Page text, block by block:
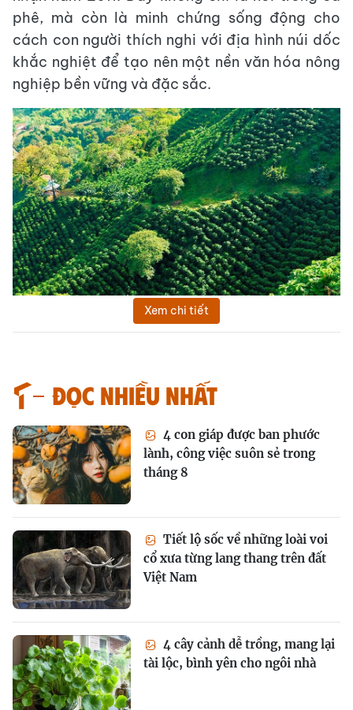
phê, mà còn là minh chứng sống động cho
cách con người thích nghi với địa hình núi dốc
khắc nghiệt để tạo nên một nền văn hóa nông
nghiệp bền vững và đặc sắc.
Xem chi tiết
Đọc nhiều nhất
4 con giáp được ban phước
lành, công việc suôn sẻ trong
tháng 8
Tiết lộ sốc về những loài voi
cổ xưa từng lang thang trên đất
Việt Nam
4 cây cảnh dễ trồng, mang lại
tài lộc, bình yên cho ngôi nhà